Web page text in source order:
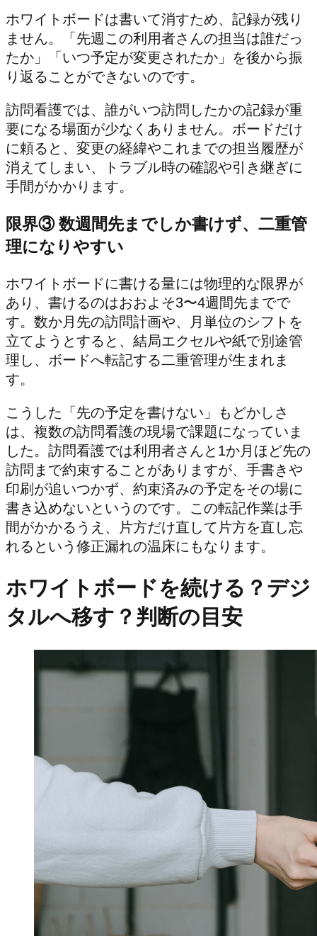
ホワイトボードは書いて消すため、記録が残り
ません。「先週この利用者さんの担当は誰だっ
たか」「いつ予定が変更されたか」を後から振
り返ることができないのです。
訪問看護では、誰がいつ訪問したかの記録が重
要になる場面が少なくありません。ボードだけ
に頼ると、変更の経緯やこれまでの担当履歴が
消えてしまい、トラブル時の確認や引き継ぎに
手間がかかります。
限界③ 数週間先までしか書けず、二重管
理になりやすい
ホワイトボードに書ける量には物理的な限界が
あり、書けるのはおおよそ3〜4週間先までで
す。数か月先の訪問計画や、月単位のシフトを
立てようとすると、結局エクセルや紙で別途管
理し、ボードへ転記する二重管理が生まれま
す。
こうした「先の予定を書けない」もどかしさ
は、複数の訪問看護の現場で課題になっていま
した。訪問看護では利用者さんと1か月ほど先の
訪問まで約束することがありますが、手書きや
印刷が追いつかず、約束済みの予定をその場に
書き込めないというのです。この転記作業は手
間がかかるうえ、片方だけ直して片方を直し忘
れるという修正漏れの温床にもなります。
ホワイトボードを続ける？デジ
タルへ移す？判断の目安